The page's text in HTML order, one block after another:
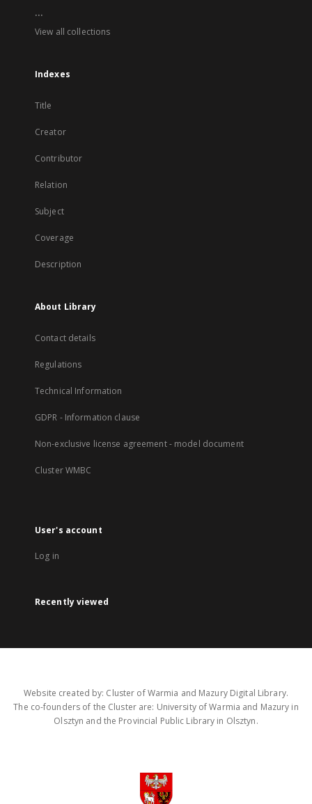
...
View all collections
Indexes
Title
Creator
Contributor
Relation
Subject
Coverage
Description
About Library
Contact details
Regulations
Technical Information
GDPR - Information clause
Non-exclusive license agreement - model document
Cluster WMBC
User's account
Log in
Recently viewed
Website created by: Cluster of Warmia and Mazury Digital Library.
The co-founders of the Cluster are: University of Warmia and Mazury in
Olsztyn and the Provincial Public Library in Olsztyn.